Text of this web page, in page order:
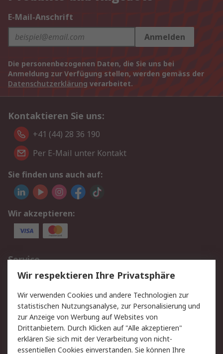
E-Mail-Anschrift
Anmelden
Die personenbezogenen Daten, die Sie uns bei
Anmeldung zur Verfügung stellen, werden gemäss der
Datenschutzerklärung verarbeitet.
Kontaktieren Sie uns:
+41 (44) 28 36 190
Per E-Mail unter Kontakt
Sie finden uns auch auf:
Wir akzeptieren:
Service
Value Added Services
Lieferlösungen
Rücksendungen
Kontakt
Hilfe
Rechtliches
AGB Datenschutz
Wir respektieren Ihre Privatsphäre
Wir verwenden Cookies und andere Technologien zur
statistischen Nutzungsanalyse, zur Personalisierung und
zur Anzeige von Werbung auf Websites von
Drittanbietern. Durch Klicken auf "Alle akzeptieren"
erklären Sie sich mit der Verarbeitung von nicht-
essentiellen Cookies einverstanden. Sie können Ihre